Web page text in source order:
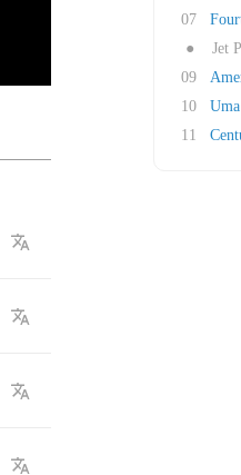
07
●
Jet
09
10
11